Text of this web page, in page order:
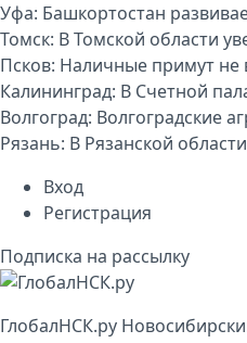
Уфа: Башкортостан
Томск: В Томской области
Псков: Наличные примут не
Калининград: В Счетной
Волгоград: Волгоградские
Рязань: В Рязанской
Вход
Регистрация
Подписка на рассылку
ГлобалНСК.py